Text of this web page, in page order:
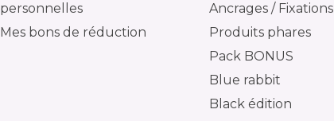
personnelles
Mes bons de réduction
Ancrages / Fixations
Produits phares
Pack BONUS
Blue rabbit
Black édition